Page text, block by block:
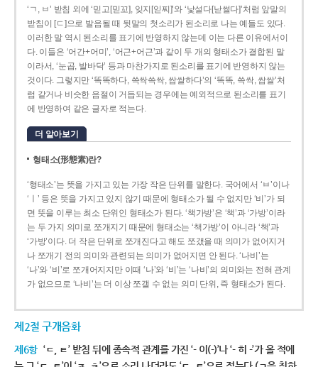
‘ㄱ, ㅂ’ 받침 외에 ‘믿고[믿꼬], 잊지[읻찌]’와 ‘낯설다[낟썰다]’처럼 앞말의
받침이 [ㄷ]으로 발음될 때 뒷말의 첫소리가 된소리로 나는 예들도 있다.
이러한 말 역시 된소리를 표기에 반영하지 않는데 이는 다른 이유에서이
다. 이들은 ‘어간+어미’, ‘어근+어근’과 같이 두 개의 형태소가 결합된 말
이라서, ‘눈곱, 발바닥’ 등과 마찬가지로 된소리를 표기에 반영하지 않는
것이다. 그렇지만 ‘똑똑하다, 쓱싹쓱싹, 쌉쌀하다’의 ‘똑똑, 쓱싹, 쌉쌀’처
럼 같거나 비슷한 음절이 거듭되는 경우에는 예외적으로 된소리를 표기
에 반영하여 같은 글자로 적는다.
더 알아보기
형태소(形態素)란?
‘형태소’는 뜻을 가지고 있는 가장 작은 단위를 말한다. 국어에서 ‘ㅂ’이나
‘ㅣ’ 등은 뜻을 가지고 있지 않기 때문에 형태소가 될 수 없지만 ‘비’가 되
면 뜻을 이루는 최소 단위인 형태소가 된다. ‘책가방’은 ‘책’과 ‘가방’이라
는 두 가지 의미로 쪼개지기 때문에 형태소는 ‘책가방’이 아니라 ‘책’과
‘가방’이다. 더 작은 단위로 쪼개진다고 해도 쪼갰을 때 의미가 없어지거
나 쪼개기 전의 의미와 관련되는 의미가 없어지면 안 된다. ‘나비’는
‘나’와 ‘비’로 쪼개어지지만 이때 ‘나’와 ‘비’는 ‘나비’의 의미와는 전혀 관계
가 없으므로 ‘나비’는 더 이상 쪼갤 수 없는 의미 단위, 즉 형태소가 된다.
제2절 구개음화
제6항 ‘ㄷ, ㅌ’ 받침 뒤에 종속적 관계를 가진 ‘- 이(-)’나 ‘- 히 -’가 올 적에